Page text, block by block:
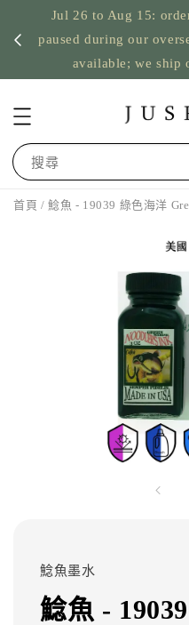
Jul 26 to Aug 15:
paused during our
available; we ship
搜尋
首頁 / 鯰魚 - 19039 綠色海洋
鯰魚墨水
鯰魚 -